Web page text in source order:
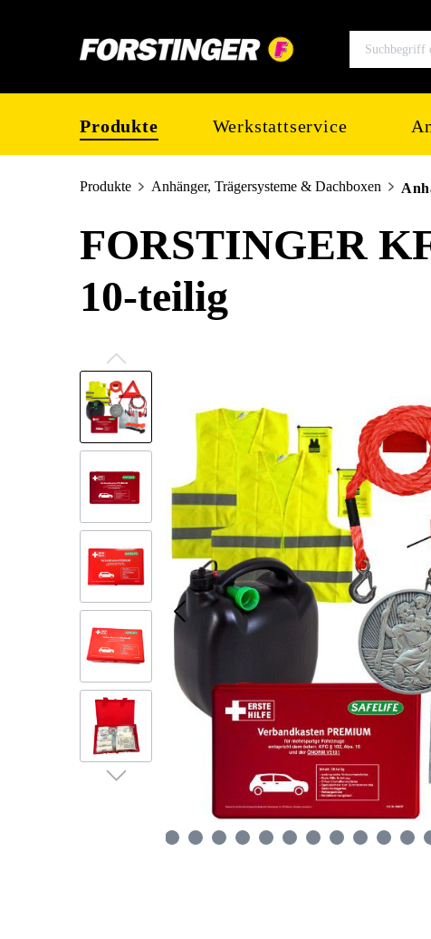
Produkte Werkstattservice
Produkte Anhänger, Trägersysteme & Dachboxen
FORSTINGER
10-teilig
Bildergalerie überspringen